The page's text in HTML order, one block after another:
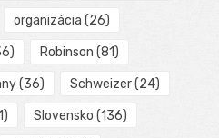
organizácia (26)
Robinson (81)
(36) Schweizer(24)
Slovensko (136)